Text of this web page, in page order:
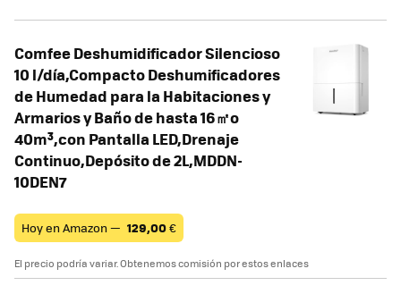
Comfee Deshumidificador Silencioso
10 l/día,Compacto Deshumificadores
de Humedad para la Habitaciones y
Armarios y Baño de hasta 16㎡o
40m³,con Pantalla LED,Drenaje
Continuo,Depósito de 2L,MDDN-
10DEN7
Hoy en Amazon — 129,00€
El precio podría variar. Obtenemos comisión por estos enlaces